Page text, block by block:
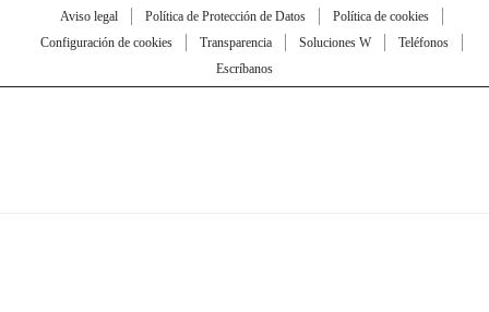
Aviso legal Política de Protección de Datos
Política de cookies
Configuración de cookies
Transparencia Soluciones W
Teléfonos
Escríbanos